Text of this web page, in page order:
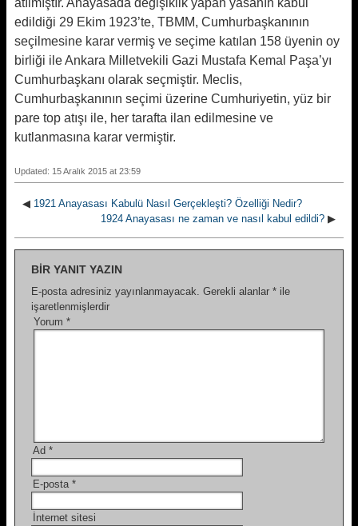
atılmıştır. Anayasada değişiklik yapan yasanın kabul
edildiği 29 Ekim 1923’te, TBMM, Cumhurbaşkanının
seçilmesine karar vermiş ve seçime katılan 158 üyenin oy
birliği ile Ankara Milletvekili Gazi Mustafa Kemal Paşa’yı
Cumhurbaşkanı olarak seçmiştir. Meclis,
Cumhurbaşkanının seçimi üzerine Cumhuriyetin, yüz bir
pare top atışı ile, her tarafta ilan edilmesine ve
kutlanmasına karar vermiştir.
Updated: 15 Aralık 2015 at 23:59
◀ 1921 Anayasası Kabulü Nasıl Gerçekleşti? Özelliği Nedir?
1924 Anayasası ne zaman ve nasıl kabul edildi? ▶
BIR YANIT YAZIN
E-posta adresiniz yayınlanmayacak. Gerekli alanlar * ile
işaretlenmişlerdir
Yorum *
Ad *
E-posta *
İnternet sitesi